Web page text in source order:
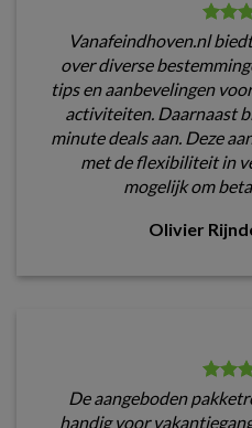
Vanafeindhoven.nl
over diverse
tips en aanbevelingen
activiteiten. Daarnaast
minute deals aan. Deze
met de flexibiliteit in
mogelijk om
Olivier
De aangeboden
handig voor